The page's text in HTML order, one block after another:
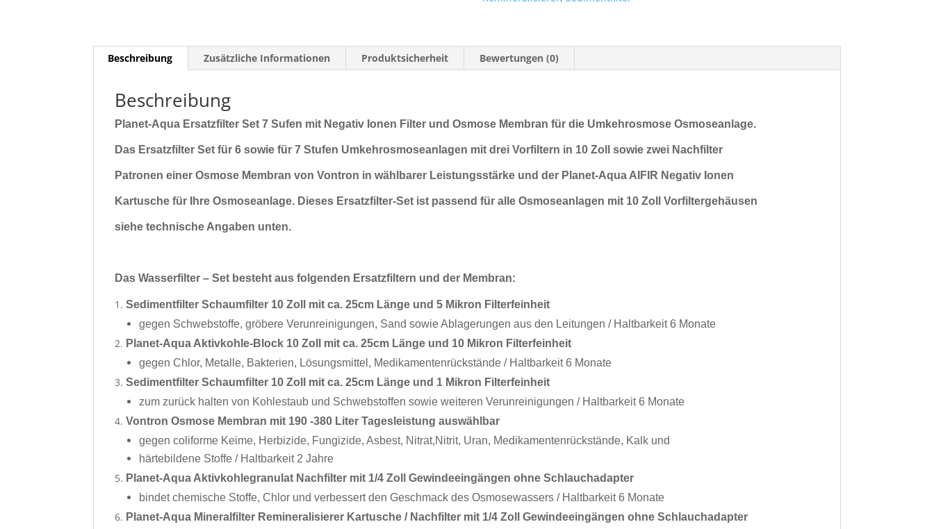
Membran
für
Osmoseanlage
Beschreibung Zusätzliche Informationen Produktsicherheit Bewertungen (0)
Beschreibung
Planet-Aqua Ersatzfilter Set 7 Sufen mit Negativ Ionen Filter und Osmose Membran für die Umkehrosmose Osmoseanlage.
Das Ersatzfilter Set für 6 sowie für 7 Stufen Umkehrosmoseanlagen mit drei Vorfiltern in 10 Zoll sowie zwei Nachfilter
Patronen einer Osmose Membran von Vontron in wählbarer Leistungsstärke und der Planet-Aqua AIFIR Negativ Ionen
Kartusche für Ihre Osmoseanlage. Dieses Ersatzfilter-Set ist passendfür alle Osmoseanlagen mit 10 Zoll Vorfiltergehäusen
siehe technische Angaben unten.
Das Wasserfilter – Set besteht aus folgenden Ersatzfiltern und der Membran:
Sedimentfilter Schaumfilter 10 Zoll mit ca. 25cm Länge und 5 Mikron Filterfeinheit
gegen Schwebstoffe, gröbere Verunreinigungen, Sand sowie Ablagerungen aus den Leitungen / Haltbarkeit 6 Monate
Planet-Aqua Aktivkohle-Block 10 Zoll mit ca. 25cm Länge und 10 Mikron Filterfeinheit
gegen Chlor, Metalle, Bakterien, Lösungsmittel, Medikamentenrückstände / Haltbarkeit 6 Monate
Sedimentfilter Schaumfilter 10 Zoll mit ca. 25cm Länge und 1 Mikron Filterfeinheit
zum zurück halten von Kohlestaub und Schwebstoffen sowie weiteren Verunreinigungen / Haltbarkeit 6 Monate
Vontron Osmose Membran mit 190 -380 Liter Tagesleistung auswählbar
gegen coliforme Keime, Herbizide, Fungizide, Asbest, Nitrat,Nitrit, Uran, Medikamentenrückstände, Kalk und
härtebildene Stoffe / Haltbarkeit 2 Jahre
Planet-Aqua Aktivkohlegranulat Nachfilter mit 1/4 Zoll Gewindeeingängen ohne Schlauchadapter
bindet chemische Stoffe, Chlor und verbessert den Geschmack des Osmosewassers / Haltbarkeit 6 Monate
Planet-Aqua Mineralfilter Remineralisierer Kartusche / Nachfilter mit 1/4 Zoll Gewindeeingängen ohne Schlauchadapter